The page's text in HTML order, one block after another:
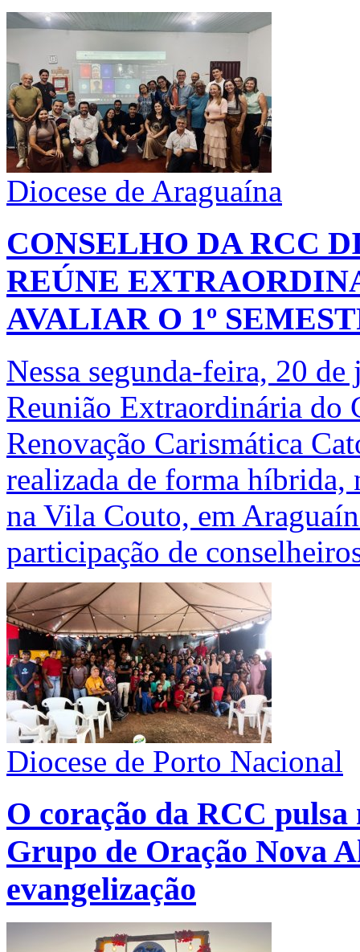
Diocese de Araguaína
CONSELHO DA RCC
REÚNE
AVALIAR O 1º
Nessa segunda-feira, 20
Reunião Extraordinária do
Renovação Carismática
realizada de forma híbrida,
na Vila Couto, em
participação de
Diocese de Porto Nacional
O coração da RCC
Grupo de Oração Nova
evangelização